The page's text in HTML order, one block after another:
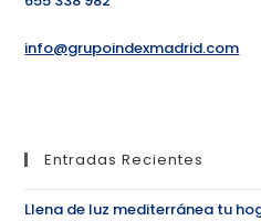
info@grupoindexmadrid.com
Entradas Recientes
Llena de luz mediterránea tu